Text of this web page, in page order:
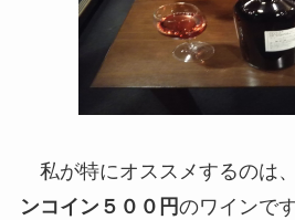
私が特にオススメするのは、
ンコイン５００円のワインで